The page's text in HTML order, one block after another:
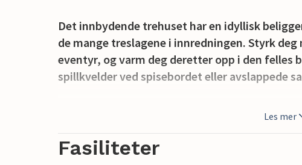
Det innbydende trehuset har en idyllisk
de mange treslagene i innredningen. Styrk
eventyr, og varm deg deretter opp i den felles
spillkvelder ved spisebordet eller avslappede
Sett deg til rette på terrassen, nyt noen Les mer
Fasiliteter